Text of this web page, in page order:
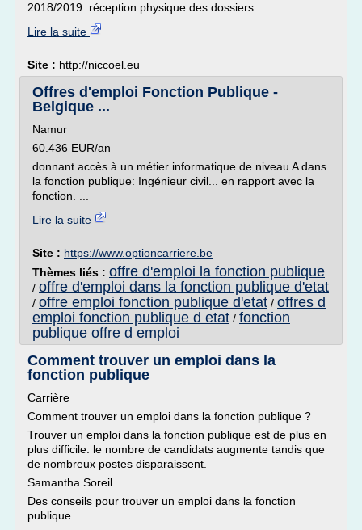
2018/2019. réception physique des dossiers:...
Lire la suite
Site : http://niccoel.eu
Offres d'emploi Fonction Publique -
Belgique ...
Namur
60.436 EUR/an
donnant accès à un métier informatique de niveau A dans
la fonction publique: Ingénieur civil... en rapport avec la
fonction. ...
Lire la suite
Site : https://www.optioncarriere.be
Thèmes liés : offre d'emploi la fonction publique
/ offre d'emploi dans la fonction publique d'etat
/ offre emploi fonction publique d'etat / offres d
emploi fonction publique d etat / fonction
publique offre d emploi
Comment trouver un emploi dans la
fonction publique
Carrière
Comment trouver un emploi dans la fonction publique ?
Trouver un emploi dans la fonction publique est de plus en
plus difficile: le nombre de candidats augmente tandis que
de nombreux postes disparaissent.
Samantha Soreil
Des conseils pour trouver un emploi dans la fonction
publique